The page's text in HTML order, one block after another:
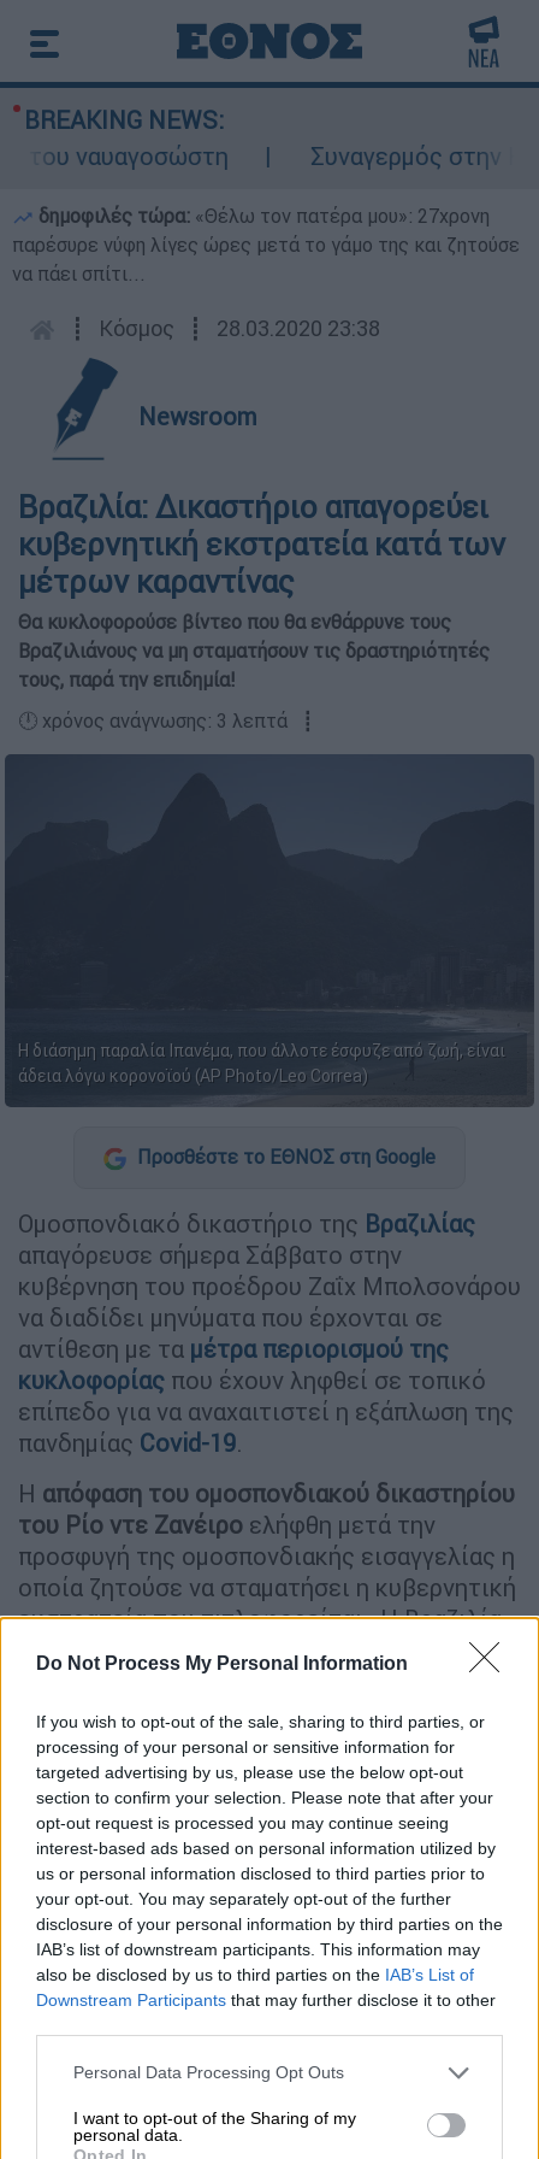
Do Not Process My Personal Information
If you wish to opt-out of the sale, sharing to third parties, or
processing of your personal or sensitive information for
targeted advertising by us, please use the below opt-out
section to confirm your selection. Please note that after your
opt-out request is processed you may continue seeing
interest-based ads based on personal information utilized by
us or personal information disclosed to third parties prior to
your opt-out. You may separately opt-out of the further
disclosure of your personal information by third parties on the
IAB’s list of downstream participants. This information may
also be disclosed by us to third parties on the IAB’s List of
Downstream Participants that may further disclose it to other
Please note that this website/app uses one or more Google
not limited to your visit or usage behaviour. You may click to
grant or deny consent to Google and its third-party tags to
Personal Data Processing Opt Outs
I want to opt-out of the Sharing of my
personal data.
Opted In
BREAKING NEWS:
ναυαγοσώστη
Συναγερμός στην
δημοφιλές τώρα: «Θέλω τον πατέρα μου»: 27χρονη
παρέσυρε νύφη λίγες ώρες μετά το γάμο της και ζητούσε
να πάει σπίτι...
┋ Κόσμος ┋ 28.03.2020 23:38
Newsroom
Βραζιλία: Δικαστήριο απαγορεύει
κυβερνητική εκστρατεία κατά των
μέτρων καραντίνας
Θα κυκλοφορούσε βίντεο που θα ενθάρρυνε τους
Βραζιλιάνους να μη σταματήσουν τις δραστηριότητές
τους, παρά την επιδημία!
🕛 χρόνος ανάγνωσης: 3 λεπτά ┋
Η διάσημη παραλία Ιπανέμα, που άλλοτε έσφυζε από ζωή, είναι
άδεια λόγω κορονοϊού (AP Photo/Leo Correa)
Προσθέστε το ΕΘΝΟΣ στη Google
Ομοσπονδιακό δικαστήριο της Βραζιλίας
απαγόρευσε σήμερα Σάββατο στην
κυβέρνηση του προέδρου Ζαΐχ Μπολσονάρου
να διαδίδει μηνύματα που έρχονται σε
αντίθεση με τα μέτρα περιορισμού της
κυκλοφορίας που έχουν ληφθεί σε τοπικό
επίπεδο για να αναχαιτιστεί η εξάπλωση της
πανδημίας Covid-19.
Η απόφαση του ομοσπονδιακού δικαστηρίου
του Ρίο ντε Zανέιρο ελήφθη μετά την
προσφυγή της ομοσπονδιακής εισαγγελίας η
οποία ζητούσε να σταματήσει η κυβερνητική
εκστρατεία που τιτλοφορείται «Η Βραζιλία
δεν μπορεί να σταματήσει». Στο πλαίσιο
αυτής της εκστρατείας θα κυκλοφορούσε
ένα βίντεο διάρκειας περίπου δύο λεπτών
που ενθαρρύνει τους Βραζιλιάνους να μη
σταματήσουν τις δραστηριότητές τους,
παρά την επιδημία. Σύμφωνα με τον επίσημο
απολογισμό του υπουργείου Υγείας, 3.417
άνθρωποι βρέθηκαν θετικοί στον SARS-CoV-
2 και 97 πέθαναν.
Η προεδρία επιβεβαίωσε την ύπαρξη αυτού
του διαφημιστικού σποτ, όμως υποστήριξε
ότι επρόκειτο για ένα «πειραματικό» βίντεο.
Ο γερουσιαστής Φλάβιο Μπολσονάρου, γιος
του προέδρου, ανήρτησε το βίντεο στη
σελίδα του στο Facebook την Πέμπτη, απ’
όπου μπορούσε να το δει ο καθένας μέχρι